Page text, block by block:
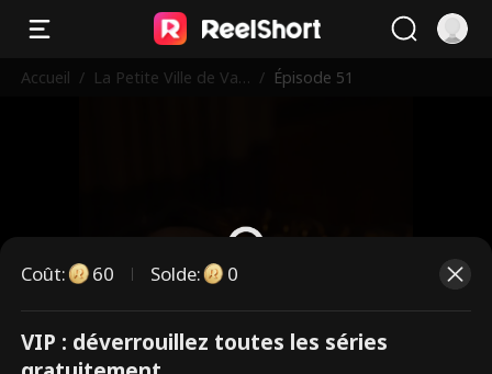
Accueil / La Petite Ville de Vale / Épisode 51
Ce sont des épisodes payants.
Coût: 60 Solde: 0
VIP : déverrouillez toutes les séries